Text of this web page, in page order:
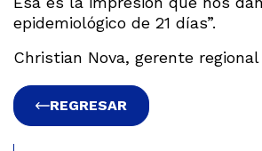
epidemiológico de 21 días”.
Christian Nova, gerente
REGRESAR